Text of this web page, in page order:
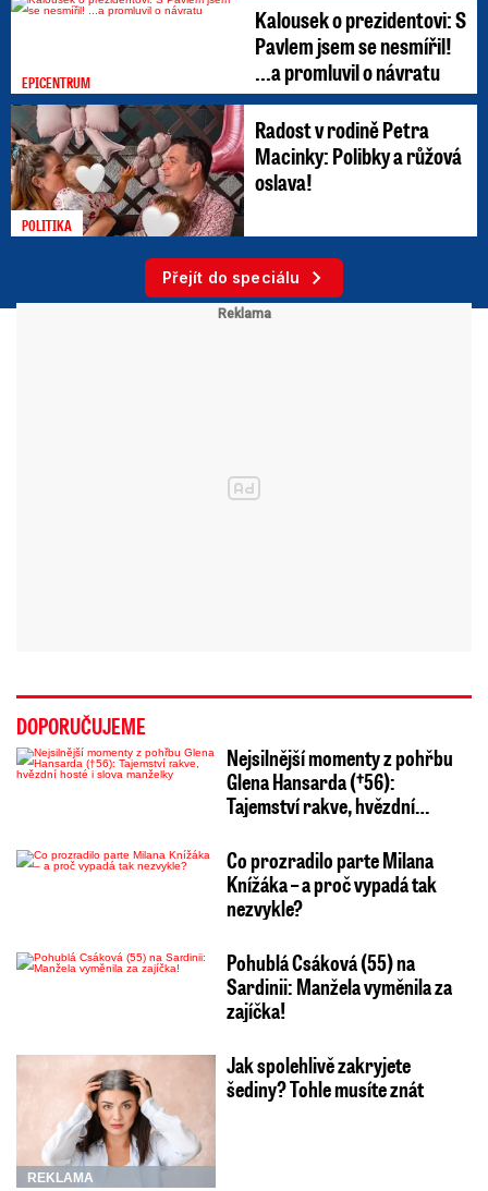
EPICENTRUM
Kalousek o prezidentovi: S
Pavlem jsem se nesmířil!
...a promluvil o návratu
POLITIKA
Radost v rodině Petra
Macinky: Polibky a růžová
oslava!
Přejít do speciálu
DOPORUČUJEME
Nejsilnější momenty z pohřbu
Glena Hansarda (†56):
Tajemství rakve, hvězdní…
Co prozradilo parte Milana
Knížáka – a proč vypadá tak
nezvykle?
Pohublá Csáková (55) na
Sardinii: Manžela vyměnila za
zajíčka!
REKLAMA
Jak spolehlivě zakryjete
šediny? Tohle musíte znát